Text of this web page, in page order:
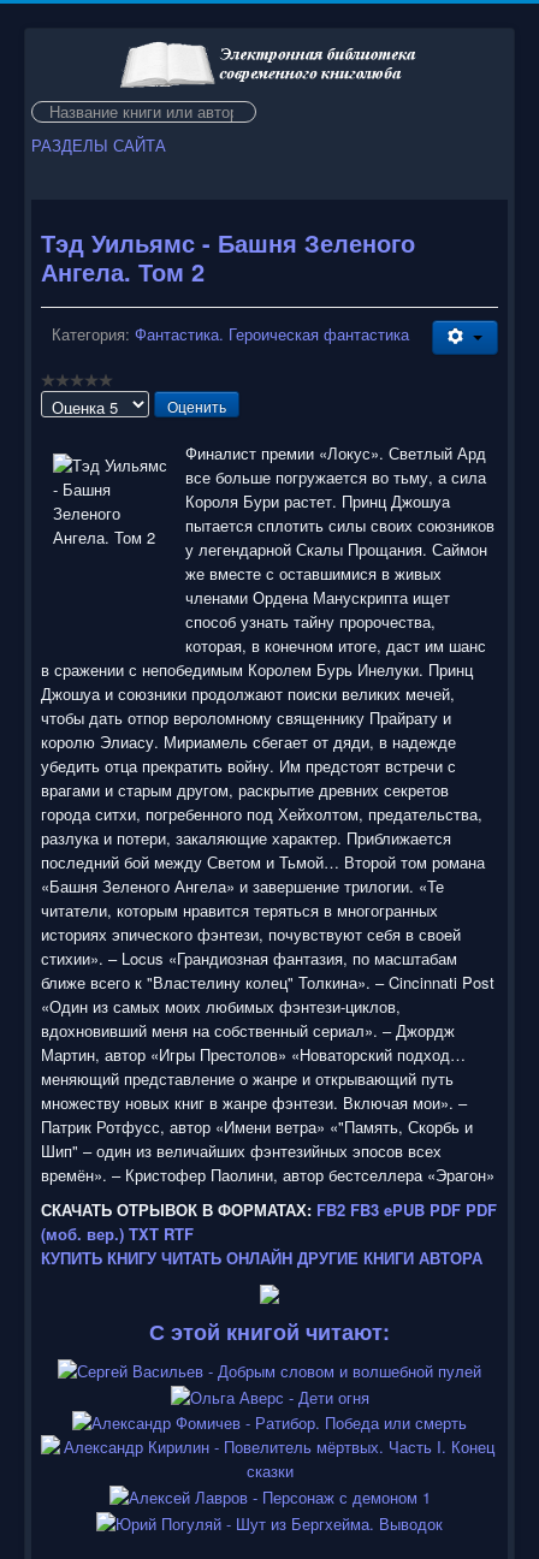
Искать...
РАЗДЕЛЫ САЙТА
Тэд Уильямс - Башня Зеленого
Ангела. Том 2
Категория: Фантастика. Героическая фантастика
Пожалуйста,
Финалист премии «Локус». Светлый Ард
все больше погружается во тьму, а сила
Короля Бури растет. Принц Джошуа
пытается сплотить силы своих союзников
у легендарной Скалы Прощания. Саймон
же вместе с оставшимися в живых
членами Ордена Манускрипта ищет
способ узнать тайну пророчества,
которая, в конечном итоге, даст им шанс
в сражении с непобедимым Королем Бурь Инелуки. Принц
Джошуа и союзники продолжают поиски великих мечей,
чтобы дать отпор вероломному священнику Прайрату и
королю Элиасу. Мириамель сбегает от дяди, в надежде
убедить отца прекратить войну. Им предстоят встречи с
врагами и старым другом, раскрытие древних секретов
города ситхи, погребенного под Хейхолтом, предательства,
разлука и потери, закаляющие характер. Приближается
последний бой между Светом и Тьмой… Второй том романа
«Башня Зеленого Ангела» и завершение трилогии. «Те
читатели, которым нравится теряться в многогранных
историях эпического фэнтези, почувствуют себя в своей
стихии». – Locus «Грандиозная фантазия, по масштабам
ближе всего к "Властелину колец" Толкина». – Cincinnati Post
«Один из самых моих любимых фэнтези-циклов,
вдохновивший меня на собственный сериал». – Джордж
Мартин, автор «Игры Престолов» «Новаторский подход…
меняющий представление о жанре и открывающий путь
множеству новых книг в жанре фэнтези. Включая мои». –
Патрик Ротфусс, автор «Имени ветра» «"Память, Скорбь и
Шип" – один из величайших фэнтезийных эпосов всех
времён». – Кристофер Паолини, автор бестселлера «Эрагон»
СКАЧАТЬ ОТРЫВОК В ФОРМАТАХ: FB2 FB3 ePUB PDF PDF
(моб. вер.) TXT RTF
КУПИТЬ КНИГУ ЧИТАТЬ ОНЛАЙН ДРУГИЕ КНИГИ АВТОРА
С этой книгой читают: